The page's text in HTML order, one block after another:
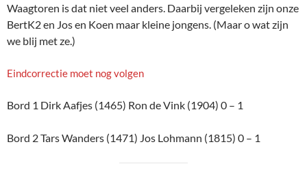
Waagtoren is dat niet veel anders. Daarbij vergeleken zijn onze
BertK2 en Jos en Koen maar kleine jongens. (Maar o wat zijn
we blij met ze.)
Eindcorrectie moet nog volgen
Bord 1 Dirk Aafjes (1465) Ron de Vink (1904) 0 – 1
Bord 2 Tars Wanders (1471) Jos Lohmann (1815) 0 – 1